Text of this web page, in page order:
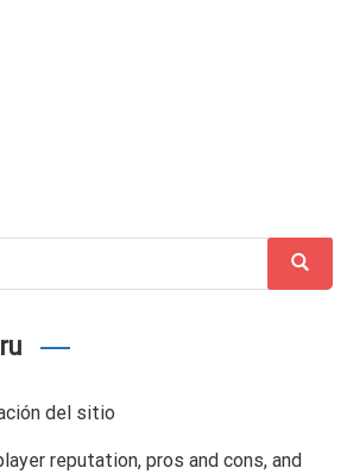
Search
del sitio
reputation, pros and cons, and